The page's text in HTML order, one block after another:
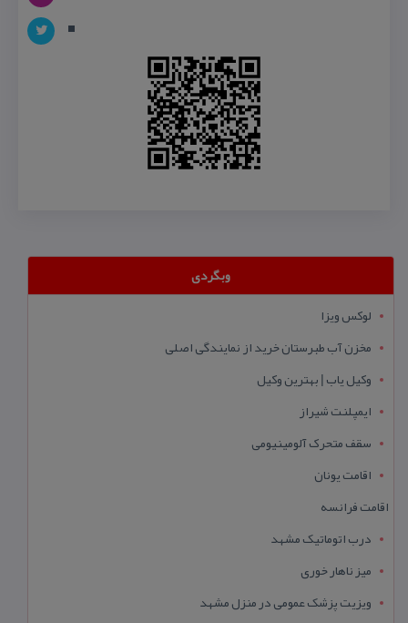
وبگردی
لوکس ویزا
مخزن آب طبرستان خرید از نمایندگی اصلی
وکیل یاب | بهترین وکیل
ایمپلنت شیراز
سقف متحرک آلومینیومی
اقامت یونان
اقامت فرانسه
درب اتوماتیک مشهد
میز ناهار خوری
ویزیت پزشک عمومی در منزل مشهد